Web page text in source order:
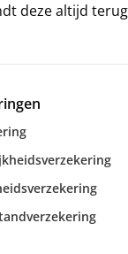
deze altijd